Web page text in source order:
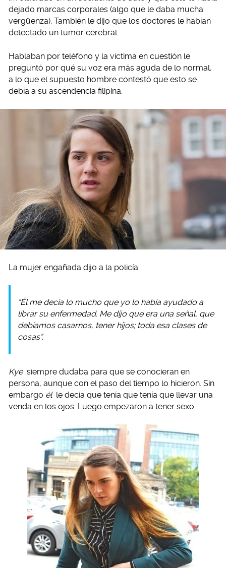
dejado marcas corporales (algo que le daba mucha
vergüenza). También le dijo que los doctores le habían
detectado un tumor cerebral.
Hablaban por teléfono y la víctima en cuestión le
preguntó por qué su voz era más aguda de lo normal,
a lo que el supuesto hombre contestó que esto se
debía a su ascendencia filipina.
La mujer engañada dijo a la policía:
“Él me decía lo mucho que yo lo había ayudado a
librar su enfermedad. Me dijo que era una señal, que
debíamos casarnos, tener hijos; toda esa clases de
cosas”.
Kye siempre dudaba para que se conocieran en
persona, aunque con el paso del tiempo lo hicieron. Sin
embargo él le decía que tenía que tenía que llevar una
venda en los ojos. Luego empezaron a tener sexo.